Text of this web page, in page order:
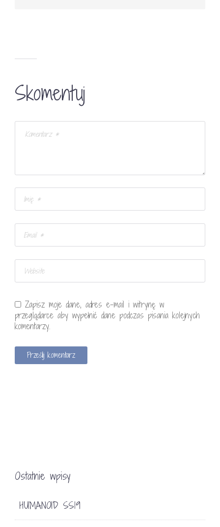
Skomentuj
Zapisz moje dane, adres e-mail i witrynę w
przeglądarce aby wypełnić dane podczas pisania kolejnych
komentarzy.
Ostatnie wpisy
HUMANOID SS19